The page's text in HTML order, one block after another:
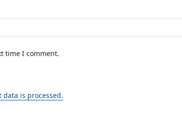
time I comment.
data is processed.